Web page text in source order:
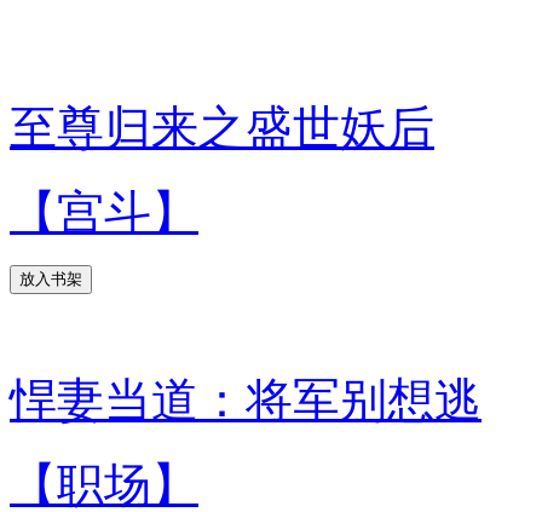
至尊归来之盛世妖后
【宫斗】
放入书架
悍妻当道：将军别想逃
【职场】